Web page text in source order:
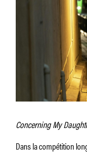
Concerning My
Dans la compétition